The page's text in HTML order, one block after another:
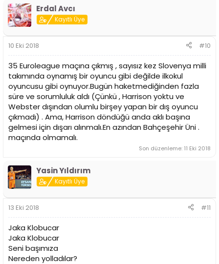
Erdal Avcı
Kayıtlı Üye
10 Eki 2018 #10
35 Euroleague maçına çıkmış , sayısız kez Slovenya milli
takımında oynamış bir oyuncu gibi değilde ilkokul
oyuncusu gibi oynuyor.Bugün haketmediğinden fazla
süre ve sorumluluk aldı (Çünkü , Harrison yoktu ve
Webster dışından olumlu birşey yapan bir dış oyuncu
çıkmadı) . Ama, Harrison döndüğü anda aklı başına
gelmesi için dışarı alınmalı.En azından Bahçeşehir Üni .
maçında olmamalı.
Son düzenleme: 11 Eki 2018
Yasin Yıldırım
Kayıtlı Üye
13 Eki 2018 #11
Jaka Klobucar
Jaka Klobucar
Seni başımıza
Nereden yolladılar?